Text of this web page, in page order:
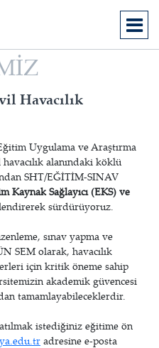
Havacılık
Uygulama ve Araştırma
alanındaki köklü
SHT/EĞİTİM-SINAV
Kaynak Sağlayıcı (EKS) ve
sürdürüyoruz.
sınav yapma ve
SEM olarak, havacılık
için kritik öneme sahip
akademik güvencesi
tamamlayabileceklerdir.
istediğiniz eğitime ön
adresine e-posta